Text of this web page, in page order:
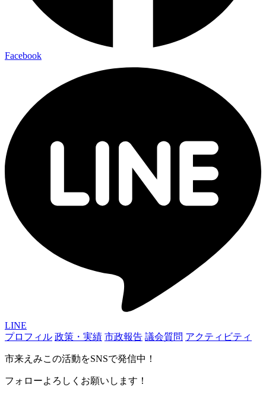
Facebook
LINE
プロフィル 政策・実績 市政報告 議会質問 アクティビティ
市来えみこの活動をSNSで発信中！
フォローよろしくお願いします！